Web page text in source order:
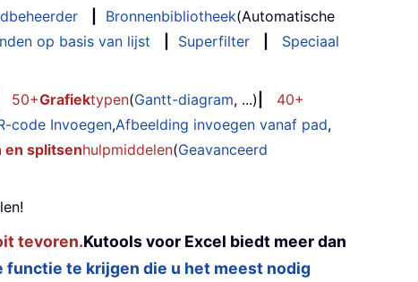
Bronnenbibliotheek(Automatische
op basis van lijst Superfilter
Speciaal
50+Grafiektypen(Gantt-diagram, ...)
40+
code Invoegen,Afbeelding invoegen vanaf pad,
en splitsenhulpmiddelen(Geavanceerd
tevoren.Kutools voor Excel biedt meer dan
functie te krijgen die u het meest nodig